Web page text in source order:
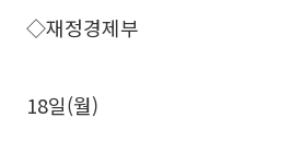
◇재정경제부
18일(월)